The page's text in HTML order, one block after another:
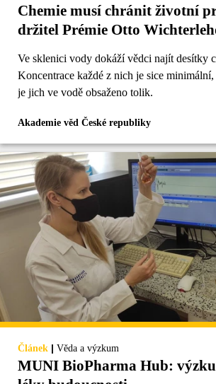
Chemie musí chránit životní
držitel Prémie Otto
Ve sklenici vody dokáží vědci najít desítky
Koncentrace každé z nich je sice
je jich ve vodě obsaženo tolik.
Akademie věd České republiky
Článek | Věda a výzkum
MUNI BioPharma Hub: